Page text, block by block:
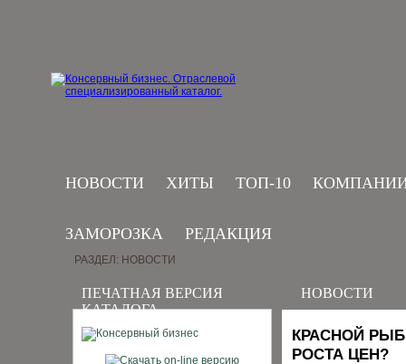
НОВОСТИ ХИТЫ ТОП-10
ЗАМОРОЗКА РЕДАКЦИЯ
ПЕЧАТНАЯ ВЕРСИЯ
КАТАЛОГА
РАЗДЕЛ: НОВОСТИ
НОВОСТИ
КРАСНОЙ
РОСТА ЦЕН?